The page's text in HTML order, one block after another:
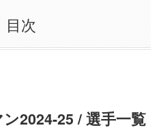
目次
2024-25 / 選手一覧